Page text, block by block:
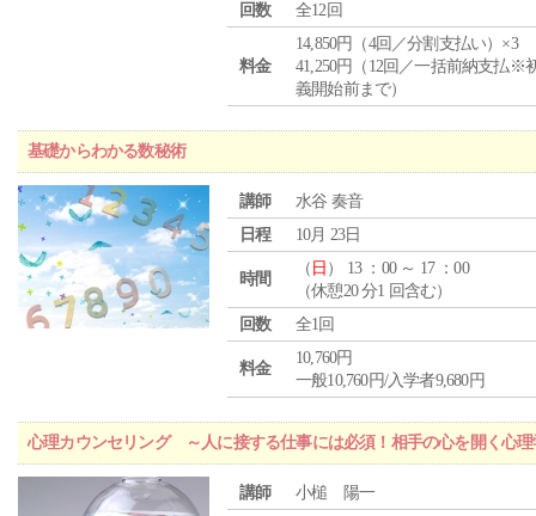
回数
全12回
料金
14,850円（4回／分割支払い）×3
41,250円（12回／一括前納支払※
義開始前まで）
基礎からわかる数秘術
講師
水谷 奏音
日程
10月 23日
時間
（ 日 ） 13 ：00 ～ 17 ：00
（休憩20 分1 回含む）
回数
全1回
料金
10,760円
一般10,760円/入学者9,680円
心理カウンセリング ～人に接する仕事には必須！相手の心を開く心理
講師 小槌 陽一